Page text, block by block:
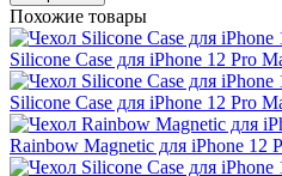
Похожие товары
Silicone Case для iPhone 12 Pro
Silicone Case для iPhone 12 Pro
Rainbow Magnetic для iPhone 12